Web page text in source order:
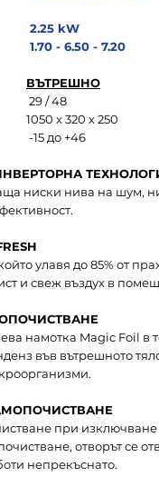
2.25 kW
1.70 - 6.50 - 7.20
ВЪТРЕШНО
29 / 48
1050 х 320 х 250
-15 до +46
ниски нива на шум,
улавя до 85% от
и свеж въздух в
намотка Magic Foil в
във вътрешното
при изключване
отворът се
непрекъснато.